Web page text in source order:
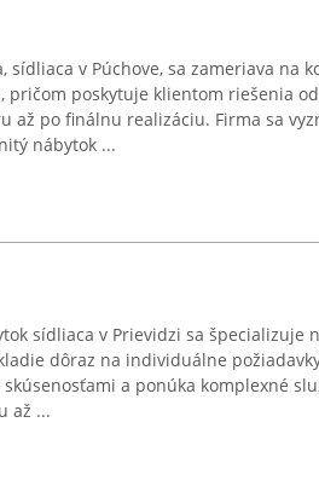
sídliaca v Púchove, sa zameriava na
pričom poskytuje klientom riešenia
až po finálnu realizáciu. Firma sa
nábytok ...
sídliaca v Prievidzi sa špecializuje
dôraz na individuálne
a ponúka komplexné
až ...